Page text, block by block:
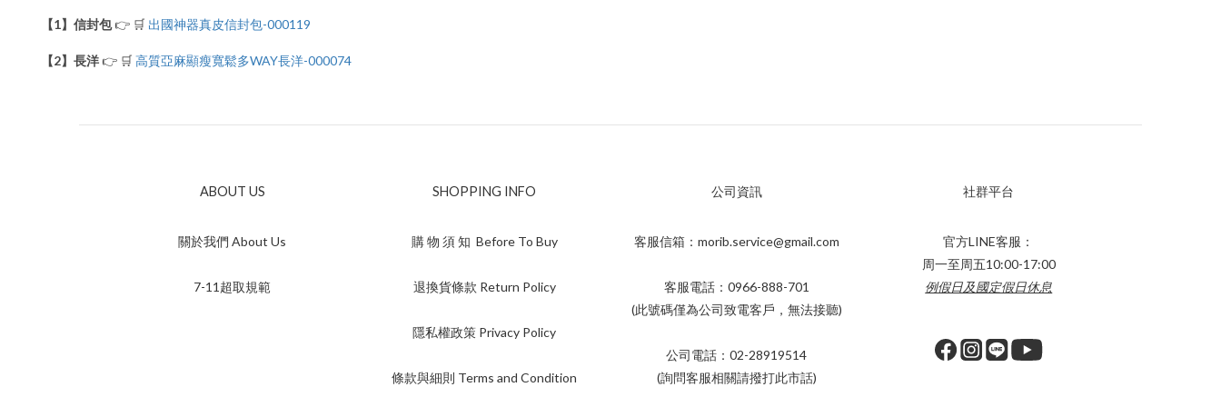
【1】信封包👉 🛒 出國神器真皮信封包-000119
【2】長洋👉 🛒 高質亞麻顯瘦寬鬆多WAY長洋-000074
ABOUT US
關於我們 About Us
7-11超取規範
SHOPPING INFO
購 物 須 知 Before To Buy
退換貨條款 Return Policy
隱私權政策 Privacy Policy
條款與細則 Terms and Condition
公司資訊
客服信箱：morib.service@gmail.com
客服電話：0966-888-701
(此號碼僅為公司致電客戶，無法接聽)
公司電話：02-28919514
(詢問客服相關請撥打此市話)
社群平台
官方LINE客服：
周一至周五10:00-17:00
例假日及國定假日休息